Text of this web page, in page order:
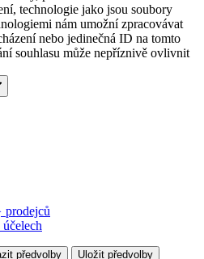
technologie jako jsou soubory
nám umožní zpracovávat
nebo jedinečná ID na tomto
souhlasu může nepříznivě ovlivnit
prodejců
předvolby Uložit předvolby